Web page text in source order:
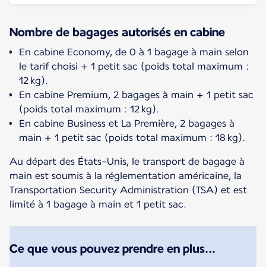
Nombre de bagages autorisés en cabine
En cabine Economy, de 0 à 1 bagage à main selon
le tarif choisi + 1 petit sac (poids total maximum :
12 kg).
En cabine Premium, 2 bagages à main + 1 petit sac
(poids total maximum : 12 kg).
En cabine Business et La Première, 2 bagages à
main + 1 petit sac (poids total maximum : 18 kg).
Au départ des États-Unis, le transport de bagage à
main est soumis à la réglementation américaine, la
Transportation Security Administration (TSA) et est
limité à 1 bagage à main et 1 petit sac.
Ce que vous pouvez prendre en plus...